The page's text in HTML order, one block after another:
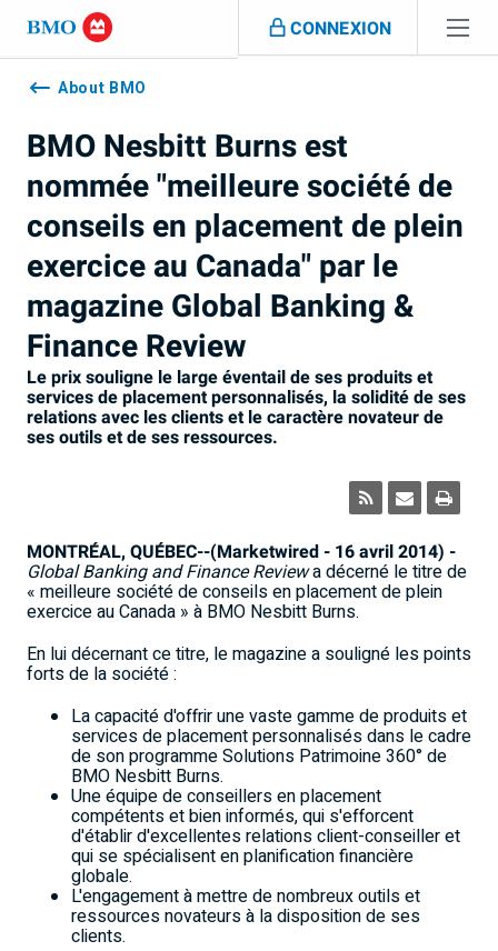
Sauter la navigation
CONNEXION
Navigation
skippedAbout BMO
BMO Nesbitt Burns est
nommée "meilleure société de
conseils en placement de plein
exercice au Canada" par le
magazine Global Banking &
Finance Review
Le prix souligne le large éventail de ses produits et
services de placement personnalisés, la solidité de ses
relations avec les clients et le caractère novateur de
ses outils et de ses ressources.
MONTRÉAL, QUÉBEC--(Marketwired - 16 avril 2014) -
Global Banking and Finance Reviewa décerné le titre de
« meilleure société de conseils en placement de plein
exercice au Canada » à BMO Nesbitt Burns.
En lui décernant ce titre, le magazine a souligné les points
forts de la société :
La capacité d'offrir une vaste gamme de produits et
services de placement personnalisés dans le cadre
de son programme Solutions Patrimoine 360° de
BMO Nesbitt Burns.
Une équipe de conseillers en placement
compétents et bien informés, qui s'efforcent
d'établir d'excellentes relations client-conseiller et
qui se spécialisent en planification financière
globale.
L'engagement à mettre de nombreux outils et
ressources novateurs à la disposition de ses
clients.